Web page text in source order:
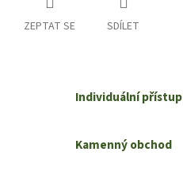
ZEPTAT SE SDÍLET
Individuální přístup
Kamenný obchod